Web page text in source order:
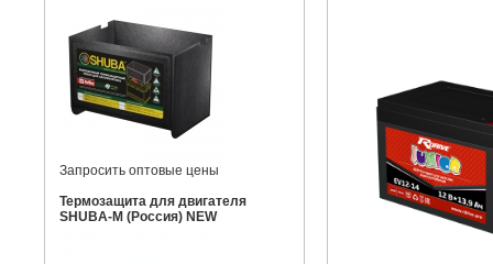
Запросить оптовые цены
Термозащита для двигателя
SHUBA-M (Россия) NEW